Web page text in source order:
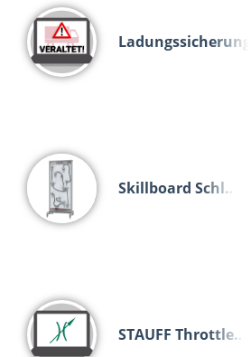
Ladungssicherung
Skillboard Schl…
STAUFF Throttle…